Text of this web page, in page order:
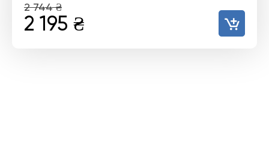
2 744₴
Первоначальная
2 195 ₴